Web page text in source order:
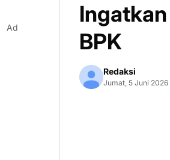
BPK
Redaksi
Jumat, 5 Juni 2026
Ad